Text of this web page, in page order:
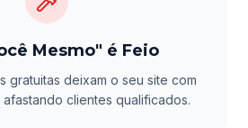
Mesmo" é Feio
gratuitas deixam o seu site com
clientes qualificados.